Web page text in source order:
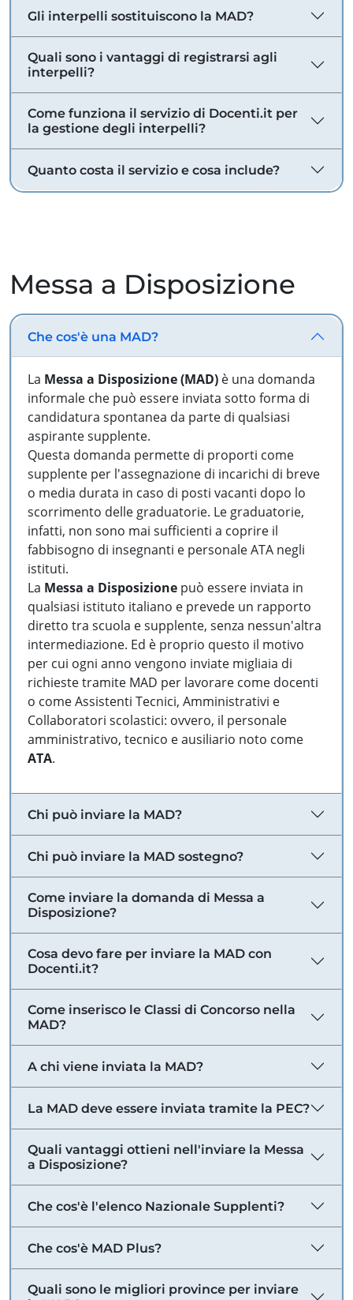
Gli interpelli sostituiscono la MAD?
Quali sono i vantaggi di registrarsi agli
interpelli?
Come funziona il servizio di Docenti.it per
la gestione degli interpelli?
Quanto costa il servizio e cosa include?
Messa a Disposizione
Che cos'è una MAD?
La Messa a Disposizione (MAD) è una domanda
informale che può essere inviata sotto forma di
candidatura spontanea da parte di qualsiasi
aspirante supplente.
Questa domanda permette di proporti come
supplente per l'assegnazione di incarichi di breve
o media durata in caso di posti vacanti dopo lo
scorrimento delle graduatorie. Le graduatorie,
infatti, non sono mai sufficienti a coprire il
fabbisogno di insegnanti e personale ATA negli
istituti.
La Messa a Disposizione può essere inviata in
qualsiasi istituto italiano e prevede un rapporto
diretto tra scuola e supplente, senza nessun'altra
intermediazione. Ed è proprio questo il motivo
per cui ogni anno vengono inviate migliaia di
richieste tramite MAD per lavorare come docenti
o come Assistenti Tecnici, Amministrativi e
Collaboratori scolastici: ovvero, il personale
amministrativo, tecnico e ausiliario noto come
ATA.
Chi può inviare la MAD?
Chi può inviare la MAD sostegno?
Come inviare la domanda di Messa a
Disposizione?
Cosa devo fare per inviare la MAD con
Docenti.it?
Come inserisco le Classi di Concorso nella
MAD?
A chi viene inviata la MAD?
La MAD deve essere inviata tramite la PEC?
Quali vantaggi ottieni nell'inviare la Messa
a Disposizione?
Che cos'è l'elenco Nazionale Supplenti?
Che cos'è MAD Plus?
Quali sono le migliori province per inviare